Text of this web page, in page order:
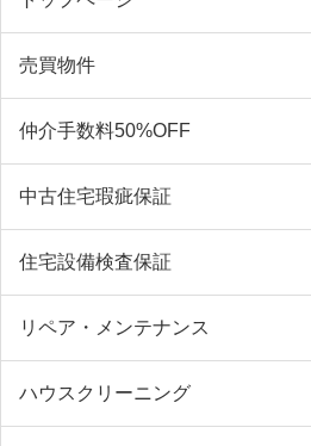
売買物件
仲介手数料50%OFF
中古住宅瑕疵保証
住宅設備検査保証
リペア・メンテナンス
ハウスクリーニング